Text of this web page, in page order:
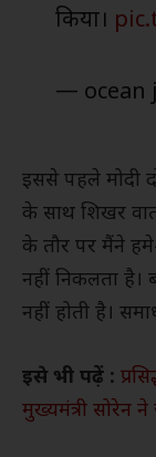
किया।
— ocean
इससे पहले मोदी
के साथ शिखर
के तौर पर मैंने
नहीं निकलता
नहीं होती है।
इसे भी पढ़ें :
मुख्यमंत्री सोरेन